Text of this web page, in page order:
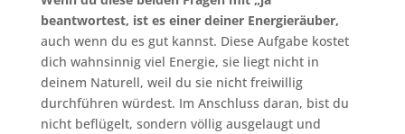
beantwortest, ist es einer deiner Energieräuber,
auch wenn du es gut kannst. Diese Aufgabe kostet
dich wahnsinnig viel Energie, sie liegt nicht in
deinem Naturell, weil du sie nicht freiwillig
durchführen würdest. Im Anschluss daran, bist du
nicht beflügelt, sondern völlig ausgelaugt und